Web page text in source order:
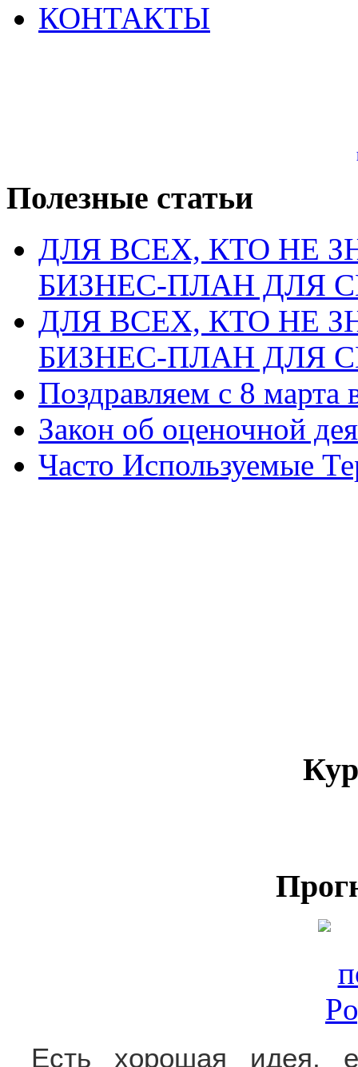
КОНТАКТЫ
Полезные статьи
ДЛЯ ВСЕХ, КТО НЕ
БИЗНЕС-ПЛАН ДЛЯ
ДЛЯ ВСЕХ, КТО НЕ
БИЗНЕС-ПЛАН ДЛЯ
Поздравляем с 8
Закон об оценочной
Часто Используемые
Есть хорошая идея,